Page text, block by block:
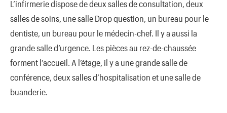
L’infirmerie dispose de deux salles de consultation, deux
salles de soins, une salle Drop question, un bureau pour le
dentiste, un bureau pour le médecin-chef. Il y a aussi la
grande salle d’urgence. Les pièces au rez-de-chaussée
forment l’accueil. A l’étage, il y a une grande salle de
conférence, deux salles d’hospitalisation et une salle de
buanderie.